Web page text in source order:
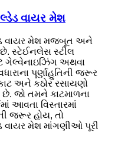
વાયર મેશ
વાયર મેશ મજબૂત અને
સ્ટેઈનલેસ સ્ટીલ
ગેલ્વેનાઇઝિંગ અથવા
પૂર્ણાહુતિની જરૂર
અને કઠોર રસાયણો
જો તમને કાટમાળના
આવતા વિસ્તારમાં
જરૂર હોય, તો
વાયર મેશ માંગણીઓ પૂરી